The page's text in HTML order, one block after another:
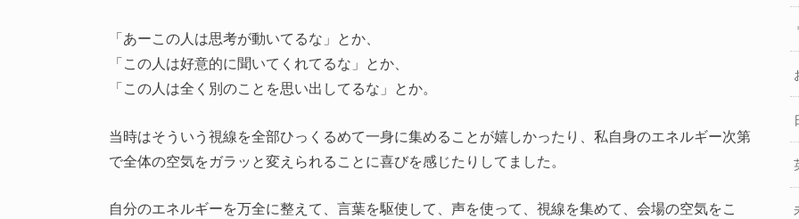
「あーこの人は思考が動いてるな」とか、
「この人は好意的に聞いてくれてるな」とか、
「この人は全く別のことを思い出してるな」とか。
当時はそういう視線を全部ひっくるめて一身に集めることが嬉しかったり、私自身のエネルギー次第
で全体の空気をガラッと変えられることに喜びを感じたりしてました。
自分のエネルギーを万全に整えて、言葉を駆使して、声を使って、視線を集めて、会場の空気をこ